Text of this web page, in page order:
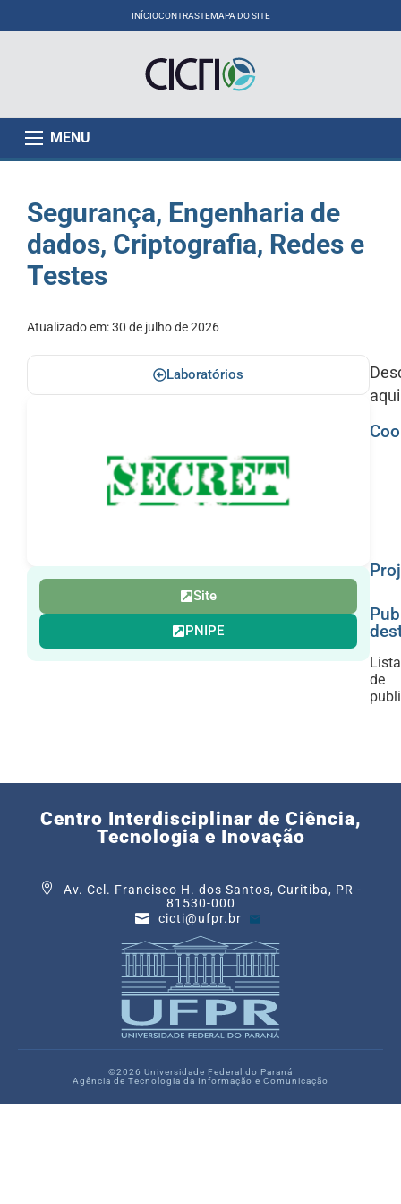
INÍCIOCONTRASTEMAPA DO SITE
MENU
Segurança, Engenharia de
dados, Criptografia, Redes e
Testes
Atualizado em:30 de julho de 2026
Laboratórios
Site
PNIPE
Lista
de
Centro Interdisciplinar de Ciência,
Tecnologia e Inovação
Av. Cel. Francisco H. dos Santos, Curitiba, PR -
81530-000
cicti@ufpr.br
©2026 Universidade Federal do Paraná
Agência de Tecnologia da Informação e Comunicação